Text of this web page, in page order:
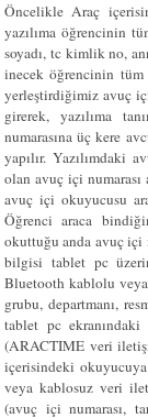
Öncelikle Araç
yazılıma öğrencinin
soyadı, tc kimlik no,
inecek öğrencinin tüm
yerleştirdiğimiz avuç
girerek, yazılıma
numarasına üç kere
yapılır. Yazılımdaki
olan avuç içi numarası
avuç içi okuyucusu
Öğrenci araca
okuttuğu anda avuç içi
bilgisi tablet pc
Bluetooth kablolu veya
grubu, departmanı,
tablet pc ekranındaki
(ARACTIME veri
içerisindeki
veya kablosuz veri
(avuç içi numarası,